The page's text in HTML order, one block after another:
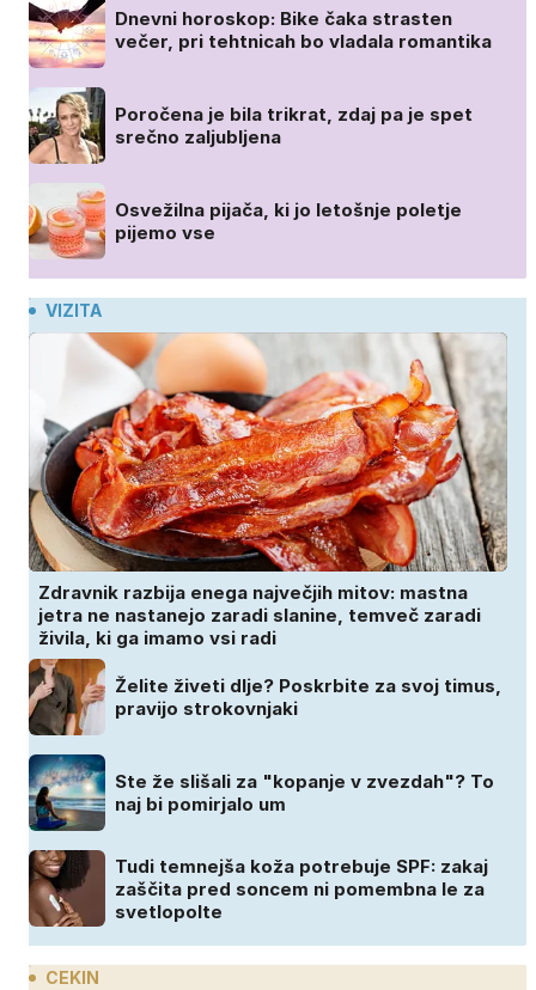
Dnevni horoskop: Bike čaka strasten
večer, pri tehtnicah bo vladala romantika
Poročena je bila trikrat, zdaj pa je spet
srečno zaljubljena
Osvežilna pijača, ki jo letošnje poletje
pijemo vse
VIZITA
Zdravnik razbija enega največjih mitov: mastna
jetra ne nastanejo zaradi slanine, temveč zaradi
živila, ki ga imamo vsi radi
Želite živeti dlje? Poskrbite za svoj timus,
pravijo strokovnjaki
Ste že slišali za "kopanje v zvezdah"? To
naj bi pomirjalo um
Tudi temnejša koža potrebuje SPF: zakaj
zaščita pred soncem ni pomembna le za
svetlopolte
CEKIN